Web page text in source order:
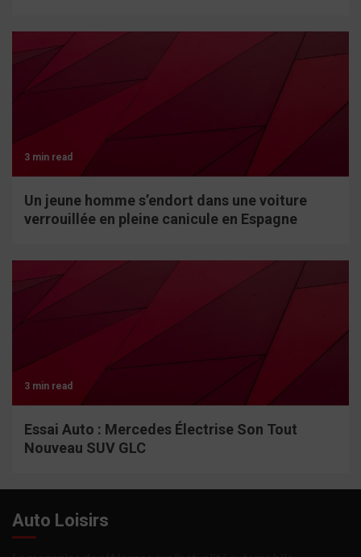
3 min read
Un jeune homme s’endort dans une voiture
verrouillée en pleine canicule en Espagne
3 min read
Essai Auto : Mercedes Électrise Son Tout
Nouveau SUV GLC
Auto Loisirs